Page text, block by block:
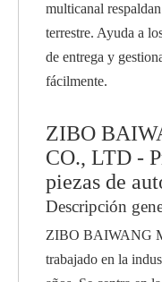
multicanal
terrestre. Ayuda a
de entrega y
fácilmente.
ZIBO
CO., LTD -
piezas de
Descripción
ZIBO BAIWANG
trabajado en la